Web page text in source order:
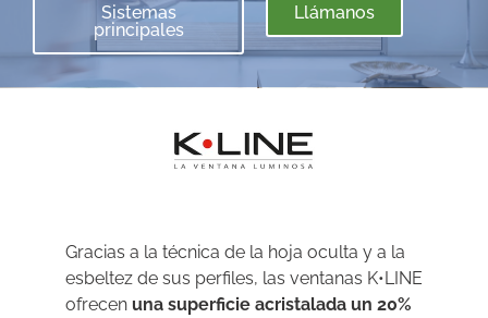
Sistemas
principales
Llámanos
Gracias a la técnica de la hoja oculta y a la
esbeltez de sus perfiles, las ventanas K•LINE
ofrecen una superficie acristalada un 20%